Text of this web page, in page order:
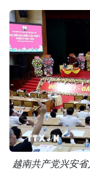
越南共产党兴安